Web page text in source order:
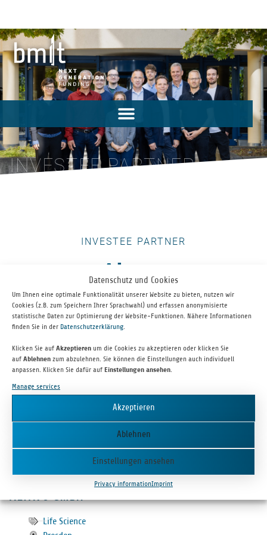
Datenschutz und Cookies
Um Ihnen eine optimale Funktionalität unserer Website zu bieten, nutzen wir
Cookies (z.B. zum Speichern Ihrer Sprachwahl) und erfassen anonymisierte
statistische Daten zur Optimierung der Website-Funktionen. Nähere Informationen
finden Sie in der Datenschutzerklärung
Klicken Sie auf Akzeptieren um die Cookies zu akzeptieren oder klicken Sie
auf Ablehnen zum abzulehnen. Sie können die Einstellungen auch individuell
anpassen. Klicken Sie dafür auf Einstellungen ansehen
Manage services
Akzeptieren
Ablehnen
Einstellungen ansehen
Privacy informationImprint
INVESTEE PARTNER
INVESTEE PARTNER
Altavo
Life Science
based on non-inva­sive radar sen­sor tech­nol­ogy and arti­fi­cial
vocally impaired patients.